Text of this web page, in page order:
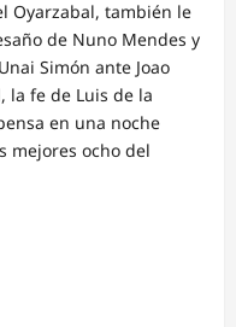
Oyarzabal, también le
de Nuno Mendes y
Simón ante Joao
la fe de Luis de la
en una noche
mejores ocho del